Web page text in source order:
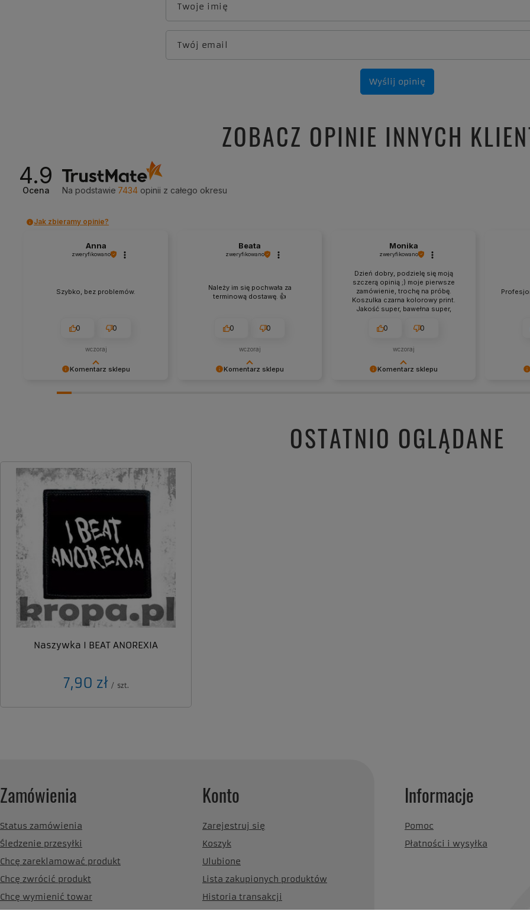
Twoje imię
Twój email
Wyślij opinię
ZOBACZ OPINIE INNYCH
4.9
Ocena Na podstawie 7434 opinii z całego okresu
Jak zbieramy opinie?
Komentarz sklepu
Anna
zweryfikowano
Szybko, bez problemów.
0 0
wczoraj
Komentarz sklepu
nami Twoimi doświadczeniami. Do
Beata
zweryfikowano
Należy im się pochwała za
terminową dostawę. 👍️
0 0
wczoraj
Komentarz sklepu
wysiłki - dziękujemy raz jeszcze i
mamy nadzieję - do szybkiego
Monika
zweryfikowano
Dzień dobry, podzielę się moją
szczerą opinią ;) moje pierwsze
zamówienie, trochę na próbę.
Koszulka czarna kolorowy print.
Jakość super, bawełna super,
wymiarowo super, optycznie
Zamówienie przyszło szybciej niż
zapowiedź co chyba pierwszy raz
mi się zdarzyło 💪 chętnie
0 0
wczoraj
świetnym
jeszcze!
OSTATNIO OGLĄDANE
Naszywka I BEAT ANOREXIA
7,90 zł / szt.
Zamówienia
Status zamówienia
Śledzenie przesyłki
Chcę zareklamować produkt
Chcę zwrócić produkt
Chcę wymienić towar
Konto
Zarejestruj się
Koszyk
Ulubione
Lista zakupionych produktów
Historia transakcji
Informacje
Pomoc
Płatności i wysyłka